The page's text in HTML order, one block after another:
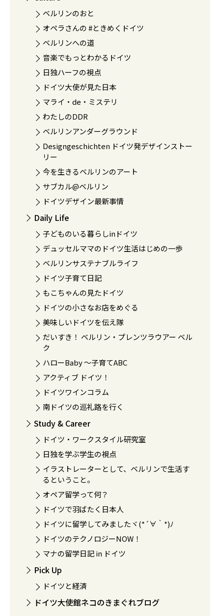
ベルリンのおと
オペラさんの #ときめくドイツ
ベルリンへの道
音楽でもっとわかるドイツ
日独ハーフの視点
ドイツ大使が見た日本
マライ・de・ミステリ
わたしのDDR
ベルリンアンダーグラウンド
Designgeschichten ドイツ発デザインストー
リー
今を生きるベルリンのアート
サブカル@ベルリン
ドイツデザイン最新事情
Daily Life
子どものいる暮らしinドイツ
デュッセルママのドイツ生活はじめの一歩
ベルリンサステナブルライフ
ドイツ子育て日記
もこちゃんの見たドイツ
ドイツの小さなお店をめぐる
美味しいドイツを伝え隊
だいすき！ ベルリン・プレンツラウアー ベル
ク
ハローBaby 〜子育てABC
アクティブ ドイツ！
ドイツワインコラム
南ドイツの巡礼路を行く
Study & Career
ドイツ・ワークスタイル研究室
日独を学ぶ学生の視点
イラストレーターとして、ベルリンで生活す
るということ。
オペア留学って何？
ドイツで羽ばたく日本人
ドイツに留学してみましたヾ(*´∀｀*)ﾉ
ドイツのテクノロジーNOW！
マナの留学日記 in ドイツ
Pick Up
ドイツと経済
ドイツ大使館ネコのきまぐれブログ